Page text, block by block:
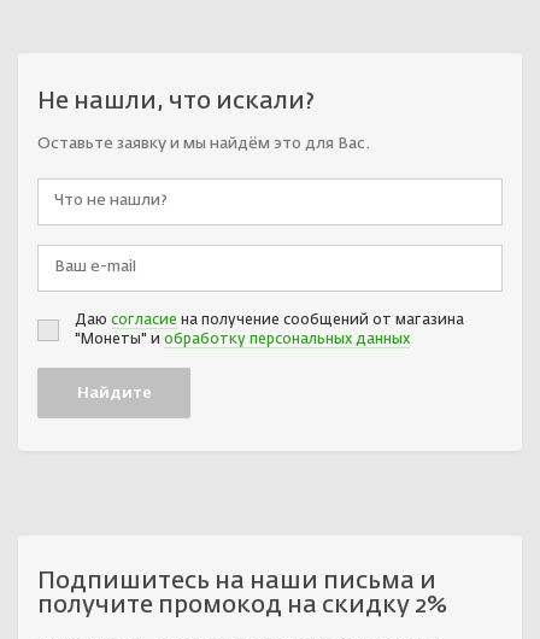
Не нашли, что искали?
Оставьте заявку и мы найдём это для Вас.
Даю согласие на получение сообщений от магазина
"Монеты" и обработку персональных данных
Подпишитесь на наши письма и
получите промокод на скидку 2%